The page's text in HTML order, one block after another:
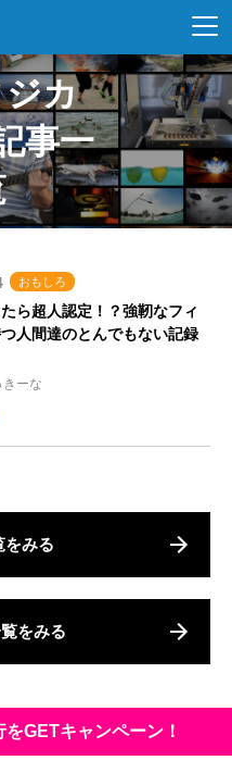
カ
事一
おもしろ
ら超人認定！？強靭なフィ
人間達のとんでもない記録
ーな
をみる
をみる
GETキャンペーン！